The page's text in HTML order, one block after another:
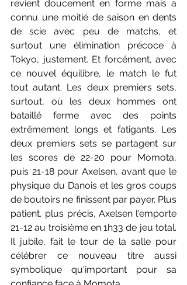
revient doucement en forme mais a
connu une moitié de saison en dents
de scie avec peu de matchs, et
surtout une élimination précoce à
Tokyo, justement. Et forcément, avec
ce nouvel équilibre, le match le fut
tout autant. Les deux premiers sets,
surtout, où les deux hommes ont
bataillé ferme avec des points
extrêmement longs et fatigants. Les
deux premiers sets se partagent sur
les scores de 22-20 pour Momota,
puis 21-18 pour Axelsen, avant que le
physique du Danois et les gros coups
de boutoirs ne finissent par payer. Plus
patient, plus précis, Axelsen l'emporte
21-12 au troisième en 1h33 de jeu total.
Il jubile, fait le tour de la salle pour
célébrer ce nouveau titre aussi
symbolique qu'important pour sa